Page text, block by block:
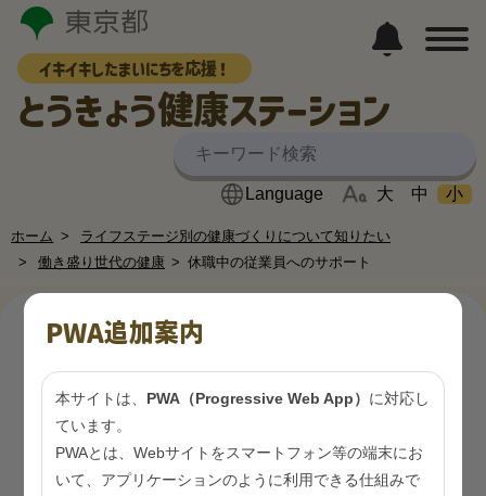
イキイキしたまいにちを応援！
とうきょう健康ステーション
大 中 小
ホーム
ライフステージ別の健康づくりについて知りたい
働き盛り世代の健康
休職中の従業員へのサポート
休職中の従業員へのサポー
ト
PWA追加案内
本サイトは、 PWA（Progressive Web App） に対応し
ています。
PWAとは、Webサイトをスマートフォン等の端末にお
いて、アプリケーションのように利用できる仕組みで